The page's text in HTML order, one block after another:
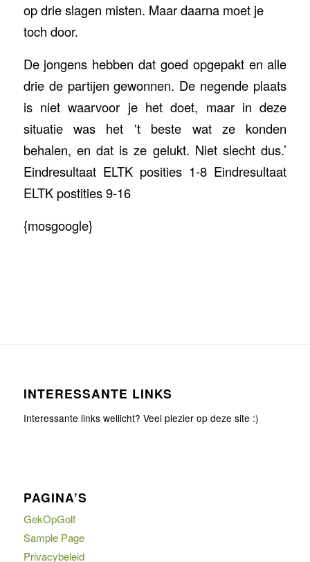
op drie slagen misten. Maar daarna moet je
toch door.
De jongens hebben dat goed opgepakt en alle
drie de partijen gewonnen. De negende plaats
is niet waarvoor je het doet, maar in deze
situatie was het 't beste wat ze konden
behalen, en dat is ze gelukt. Niet slecht dus.’
Eindresultaat ELTK posities 1-8 Eindresultaat
ELTK postities 9-16
{mosgoogle}
INTERESSANTE LINKS
Interessante links wellicht? Veel plezier op deze site :)
PAGINA’S
GekOpGolf
Sample Page
Privacybeleid